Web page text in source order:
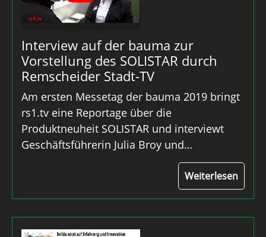
Interview auf der bauma zur
Vorstellung des SOLISTAR durch
Remscheider Stadt-TV
Am ersten Messetag der bauma 2019 bringt
rs1.tv eine Reportage über die
Produktneuheit SOLISTAR und interviewt
Geschäftsführerin Julia Broy und…
Weiterlesen